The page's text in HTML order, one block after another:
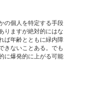
の個人を特定する手段
りますが絶対的にはな
ば年齢とともに緑内障
きないことある。でも
に爆発的に上がる可能